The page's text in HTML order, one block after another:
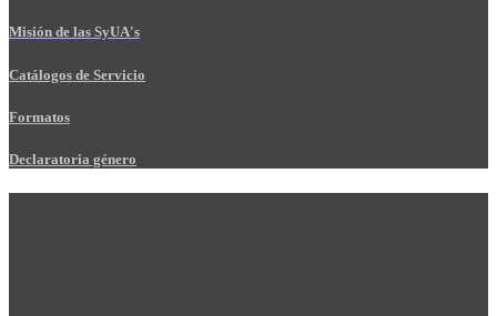
Misión de las SyUA's
Catálogos de Servicio
Formatos
Declaratoria género